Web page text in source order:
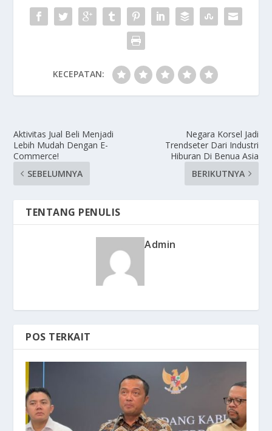
KECEPATAN:
Aktivitas Jual Beli Menjadi
Lebih Mudah Dengan E-
Commerce!
SEBELUMNYA
Negara Korsel Jadi
Trendseter Dari Industri
Hiburan Di Benua Asia
BERIKUTNYA
TENTANG PENULIS
Admin
POS TERKAIT